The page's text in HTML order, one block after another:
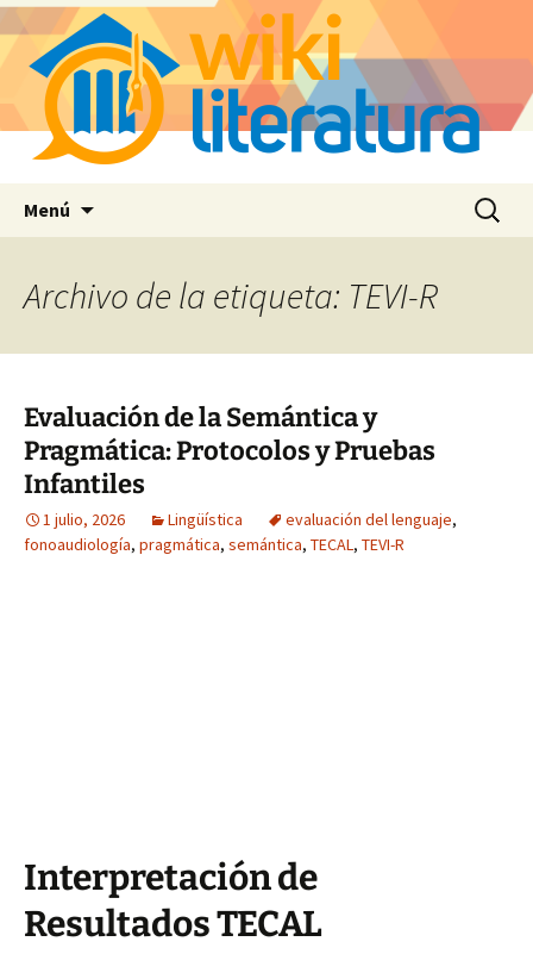
Menú Buscar:
Archivo de la etiqueta: TEVI-R
Evaluación de la Semántica y
Pragmática: Protocolos y Pruebas
Infantiles
1 julio, 2026 Lingüística evaluación del lenguaje,
fonoaudiología, pragmática, semántica, TECAL, TEVI-R
Interpretación de
Resultados TECAL